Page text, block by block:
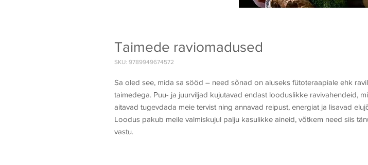
Taimede raviomadused
SKU: 9789949674572
Sa oled see, mida sa sööd – need sõnad on aluseks fütoteraapiale ehk
taimedega. Puu- ja juurviljad kujutavad endast looduslikke ravivahendeid,
aitavad tugevdada meie tervist ning annavad reipust, energiat ja lisavad
Loodus pakub meile valmiskujul palju kasulikke aineid, võtkem need siis
vastu.